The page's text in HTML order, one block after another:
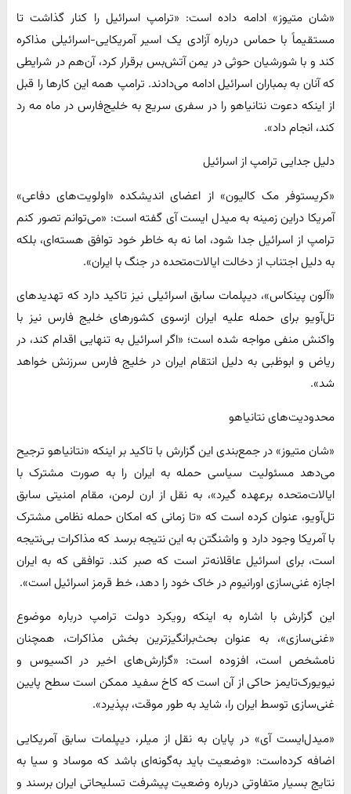
«شان متیوز» ادامه داده است: «ترامپ اسرائیل را کنار گذاشت تا
مستقیماً با حماس درباره آزادی یک اسیر آمریکایی-اسرائیلی مذاکره
کند و با شورشیان حوثی در یمن آتش‌بس برقرار کرد، آن‌هم در شرایطی
که آنان به بمباران اسرائیل ادامه می‌دادند. ترامپ همه این کارها را قبل
از اینکه دعوت نتانیاهو را در سفری سریع به خلیج‌فارس در ماه مه رد
کند، انجام داد».
دلیل جدایی ترامپ از اسرائیل
«کریستوفر مک‌ کالیون» از اعضای اندیشکده «اولویت‌های دفاعی»
آمریکا دراین زمینه به میدل ایست آی گفته است: «می‌توانم تصور کنم
ترامپ از اسرائیل جدا شود، اما نه به خاطر خود توافق هسته‌ای، بلکه
به دلیل اجتناب از دخالت ایالات‌متحده در جنگ با ایران».
«آلون پینکاس»، دیپلمات سابق اسرائیلی نیز تاکید دارد که تهدیدهای
تل‌آویو برای حمله علیه ایران ازسوی کشورهای خلیج فارس نیز با
واکنش منفی مواجه شده است؛ «اگر اسرائیل به تنهایی اقدام کند، در
ریاض و ابوظبی به دلیل انتقام ایران در خلیج فارس سرزنش خواهد
شد».
محدودیت‌های نتانیاهو
«شان متیوز» در جمع‌بندی این گزارش با تاکید بر اینکه «نتانیاهو ترجیح
می‌دهد مسئولیت سیاسی حمله به ایران را به صورت مشترک با
ایالات‌متحده برعهده گیرد»، به نقل از ارن لرمن، مقام امنیتی سابق
تل‌آویو، عنوان کرده است که «تا زمانی که امکان حمله نظامی مشترک
با آمریکا وجود دارد و واشنگتن به این نتیجه برسد که مذاکرات بی‌نتیجه
است، برای اسرائیل عاقلانه‌تر است که صبر کند. توافقی که به ایران
اجازه غنی‌سازی اورانیوم در خاک خود را دهد، خط قرمز اسرائیل است».
این گزارش با اشاره به اینکه رویکرد دولت ترامپ درباره موضوع
«غنی‌سازی»، به عنوان بحث‌برانگیزترین بخش مذاکرات، همچنان
نامشخص است، افزوده است: «گزارش‌های اخیر در اکسیوس و
نیویورک‌تایمز حاکی از آن است که کاخ سفید ممکن است سطح پایین
غنی‌سازی توسط ایران را، شاید به طور موقت، بپذیرد».
«میدل‌ایست آی» در پایان به نقل از میلر، دیپلمات سابق آمریکایی
اضافه کرده‌است: «وضعیت باید به‌گونه‌ای باشد که موساد و سیا به
نتایج بسیار متفاوتی درباره وضعیت پیشرفت تسلیحاتی ایران برسند و